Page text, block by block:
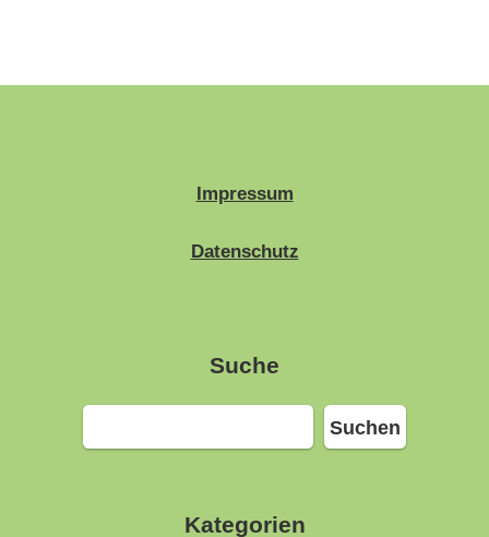
Impressum
Datenschutz
Suche
Suchen
Suchen
Kategorien